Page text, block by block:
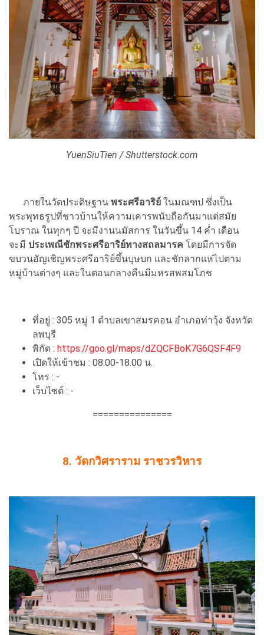
YuenSiuTien / Shutterstock.com
ภายในวัดประดิษฐาน พระศรีอาริย์ ในมณฑป ซึ่งเป็น
พระพุทธรูปที่ชาวบ้านให้ความเคารพนับถือกันมาแต่สมัย
โบราณ ในทุกๆ ปี จะมีงานนมัสการ ในวันขึ้น 14 ค่ำ เดือน
จะมี ประเพณีชักพระศรีอาริย์ทางสถลมารค โดยมีการจัด
ขบวนอัญเชิญพระศรีอาริย์ขึ้นบุษบก และชักลากแห่ไปตาม
หมู่บ้านต่างๆ และในตอนกลางคืนมีมหรสพสมโภช
ที่อยู่ : 305 หมู่ 1 ตำบลเขาสมรคอน อำเภอท่าวุ้ง จังหวัด
ลพบุรี
พิกัด : https://goo.gl/maps/dZQCFBoK7G6QSF4F9
เปิดให้เข้าชม : 08.00-18.00 น.
โทร : -
เว็บไซต์ : -
===============
8. วัดกวิศราราม ราชวรวิหาร